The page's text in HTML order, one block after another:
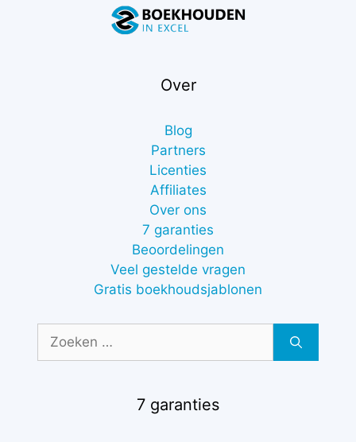
Over
Blog
Partners
Licenties
Affiliates
Over ons
7 garanties
Beoordelingen
Veel gestelde vragen
Gratis boekhoudsjablonen
Zoek
7 garanties